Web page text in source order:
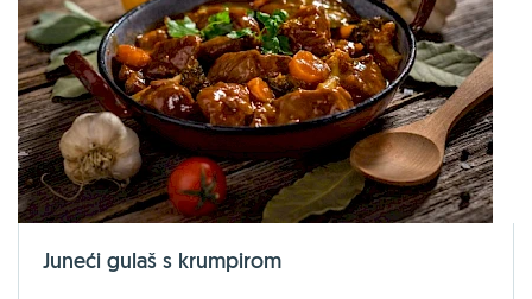
Juneći gulaš s krumpirom